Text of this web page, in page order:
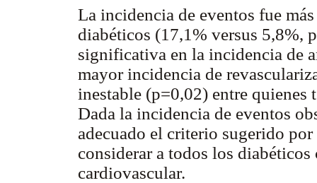
La incidencia de eventos fue
diabéticos (17,1% versus 5,8%,
significativa en la incidencia de
mayor incidencia de
inestable (p=0,02) entre quienes
Dada la incidencia de eventos
adecuado el criterio sugerido
considerar a todos los
cardiovascular.